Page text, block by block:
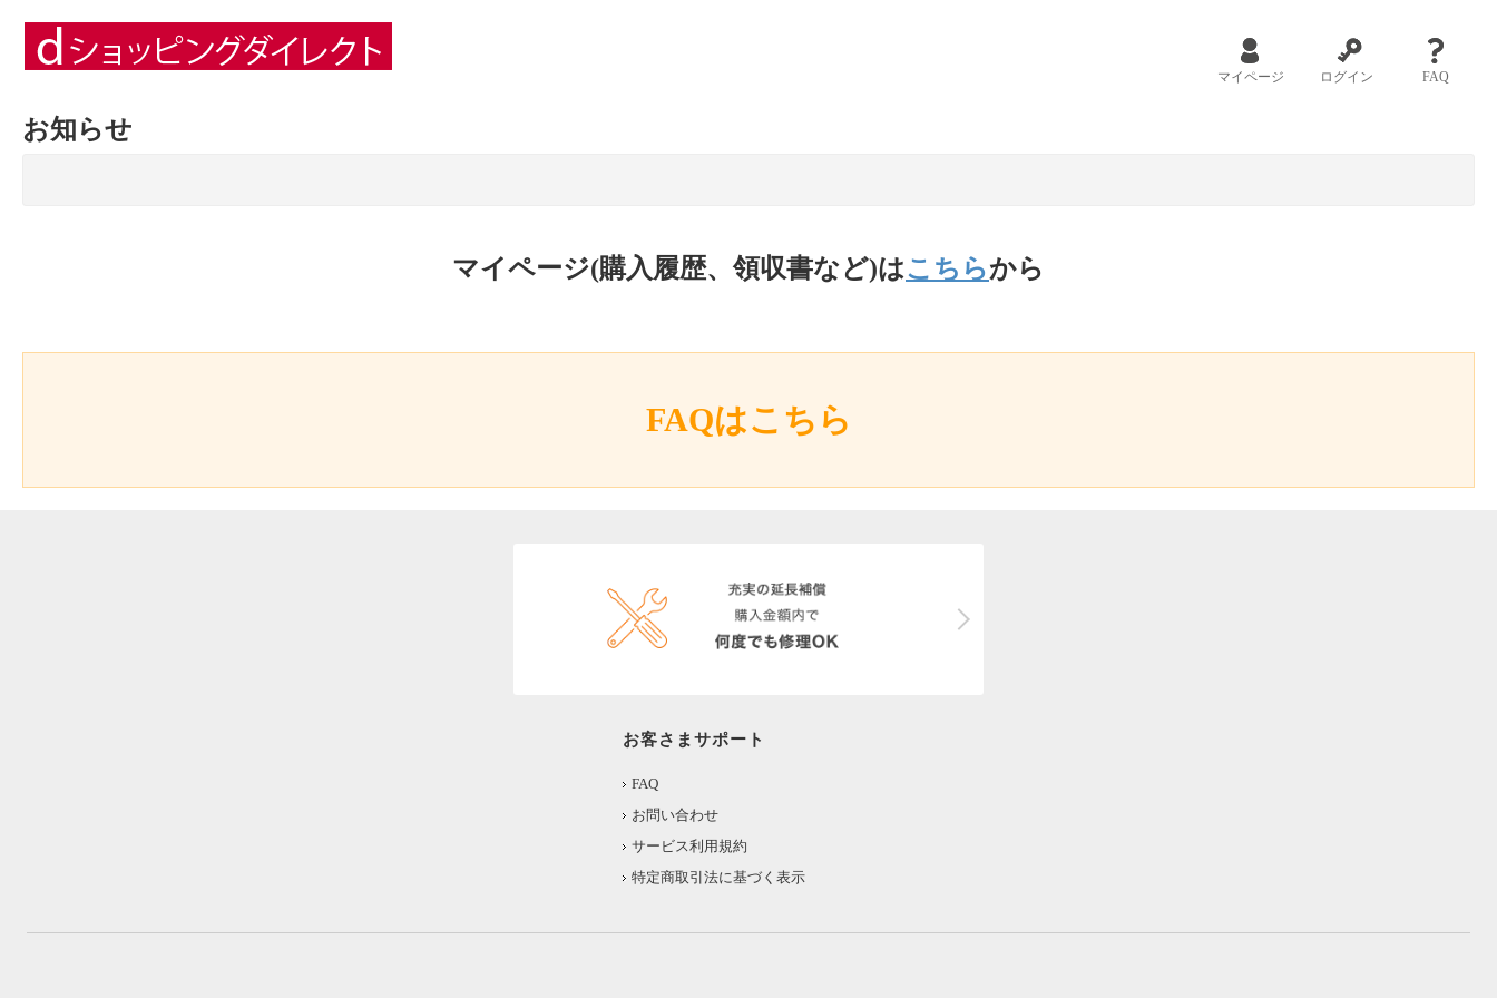
マイページ ログイン FAQ
お知らせ
マイページ(購入履歴、領収書など)はこちらから
FAQはこちら
お客さまサポート
FAQ
お問い合わせ
サービス利用規約
特定商取引法に基づく表示